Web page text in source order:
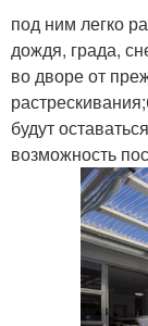
под ним легко
дождя, града,
во дворе от
будут
возможность